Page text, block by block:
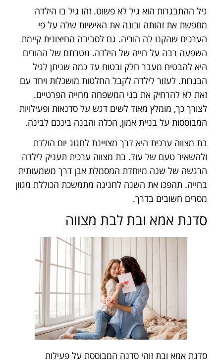
גיל ההתבגרות הוא גיל לא פשוט. זהו גיל בו הילדה
מחפשת את זהותה ובונה את האישיות שלה על פי
הערכים שהקנו לה הוריה. גם לסביבה החיצונית קיימת
השפעה רבה על חייה של הילדה. מטרתם של ההורים
היא להבטיח מעבר חלק ובטוח עד כמה שניתן לגיל
הבגרות. לעזור לילדה לקבל החלטות מושכלות ויחד עם
זאת לא להרחיק את בני המשפחה מחייה הפרטיים.
לצורך כך, מומלץ מאוד לשים דגש על סדנאות ופעילויות
המבוססות על בניית אמון, הכלה והבנה בינכם לבינה.
בת מצווה ערכית היא דרך מצויינת לחגוג יום הולדת
ולהשאיר טעם של עוד. בת מצווה ערכית תעניק לילדה
הרגשה של שנה מיוחדת המסמלת אבן דרך משמעותית
בחייה. תהפכו את השנה לחגיגה מתמשכת הכוללת מגוון
מסרים חשובים בדרך.
סדנת אמא ובת לבת מצווה
סדנת אמא ובת זוהי סדנה המבוססת על פעילות